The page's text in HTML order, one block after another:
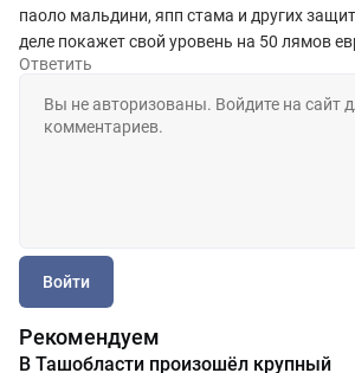
паоло мальдини, япп стама и других
деле покажет свой уровень на 50 лямов
Ответить
Войти
Рекомендуем
В Ташобласти произошёл крупный